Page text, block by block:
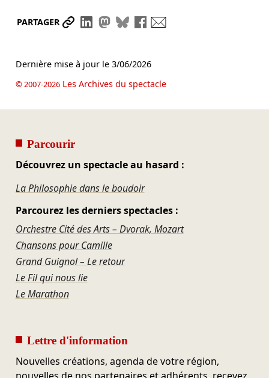
PARTAGER Partager le lien
Partager sur LinkedIn
Partager sur Mastodon
Partager sur Bluesky
Partager sur Facebook
Dernière mise à jour le 3/06/2026
© 2007-2026Les Archives du spectacle
Parcourir
Découvrez un spectacle au hasard :
La Philosophie dans le boudoir
Parcourez les derniers spectacles :
Orchestre Cité des Arts – Dvorak, Mozart
Chansons pour Camille
Grand Guignol – Le retour
Le Fil qui nous lie
Le Marathon
Lettre d'information
Nouvelles créations, agenda de votre région,